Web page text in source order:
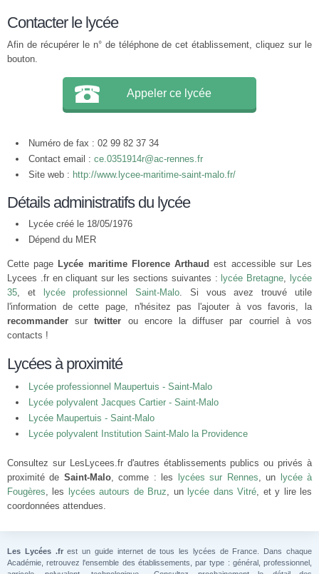
Contacter le lycée
Afin de récupérer le n° de téléphone de cet établissement, cliquez sur le
bouton.
Appeler ce lycée
Numéro de fax : 02 99 82 37 34
Contact email : ce.0351914r@ac-rennes.fr
Site web : http://www.lycee-maritime-saint-malo.fr/
Détails administratifs du lycée
Lycée créé le 18/05/1976
Dépend du MER
Cette page Lycée maritime Florence Arthaud est accessible sur Les
Lycees .fr en cliquant sur les sections suivantes : lycée Bretagne, lycée
35, et lycée professionnel Saint-Malo. Si vous avez trouvé utile
l'information de cette page, n'hésitez pas l'ajouter à vos favoris, la
recommander surtwitter ou encore la diffuser par courriel à vos
contacts !
Lycées à proximité
Lycée professionnel Maupertuis - Saint-Malo
Lycée polyvalent Jacques Cartier - Saint-Malo
Lycée Maupertuis - Saint-Malo
Lycée polyvalent Institution Saint-Malo la Providence
Consultez sur LesLycees.fr d'autres établissements publics ou privés à
proximité de Saint-Malo, comme : les lycées sur Rennes, un
lycée à
Fougères, les lycées autours de Bruz, un lycée dans Vitré, et y lire les
coordonnées attendues.
Les Lycées .frest un guide internet de tous les lycées de France. Dans chaque
Académie, retrouvez l'ensemble des établissements, par type : général, professionnel,